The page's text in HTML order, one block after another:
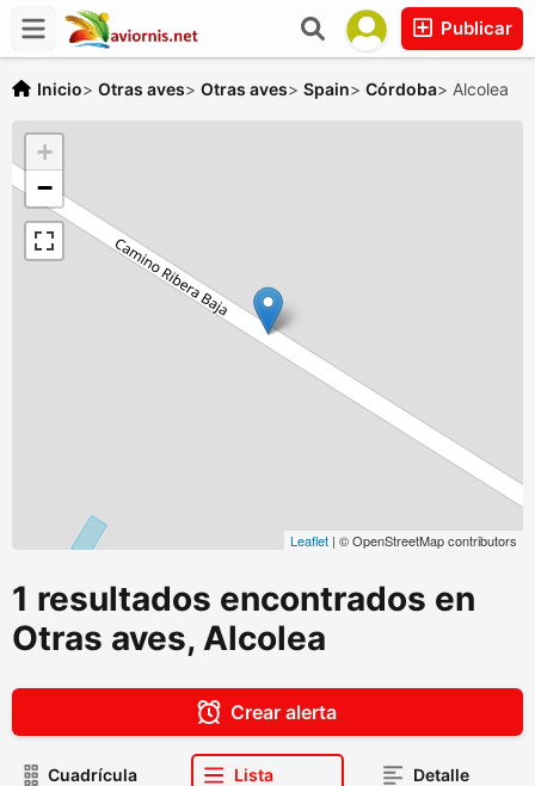
Publicar
Inicio> Otras aves> Otras aves> Spain> Córdoba> Alcolea
+
−
Leaflet | © OpenStreetMap contributors
1 resultados encontrados en
Otras aves, Alcolea
Crear alerta
Cuadrícula Lista Detalle